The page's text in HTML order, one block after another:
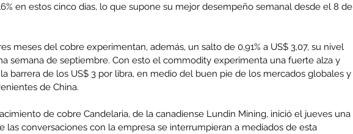
en estos cinco días, lo que supone su mejor desempeño semanal desde el 8 de
meses del cobre experimentan, además, un salto de 0,91% a US$ 3,07, su nivel
semana de septiembre. Con esto el commodity experimenta una fuerte alza y
barrera de los US$ 3 por libra, en medio del buen pie de los mercados globales y
de China.
de cobre Candelaria, de la canadiense Lundin Mining, inició el jueves una
las conversaciones con la empresa se interrumpieran a mediados de esta